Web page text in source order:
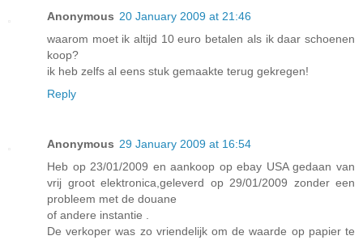
Anonymous 20 January 2009 at 21:46
waarom moet ik altijd 10 euro betalen als ik daar schoenen
koop?
ik heb zelfs al eens stuk gemaakte terug gekregen!
Reply
Anonymous 29 January 2009 at 16:54
Heb op 23/01/2009 en aankoop op ebay USA gedaan van
vrij groot elektronica,geleverd op 29/01/2009 zonder een
probleem met de douane
of andere instantie .
De verkoper was zo vriendelijk om de waarde op papier te